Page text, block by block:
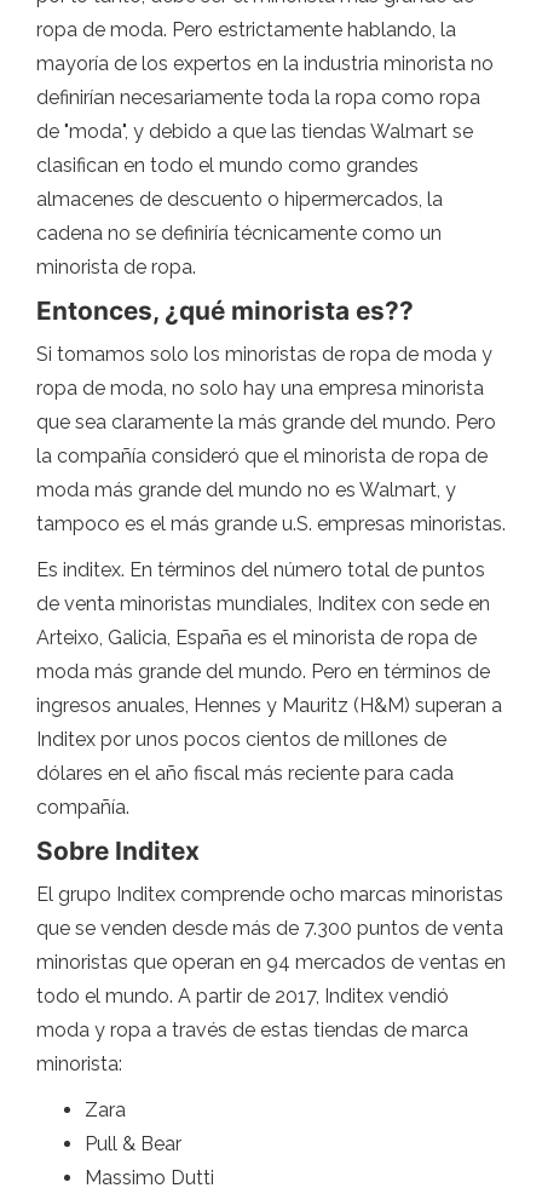
ropa de moda. Pero estrictamente hablando, la
mayoría de los expertos en la industria minorista no
definirían necesariamente toda la ropa como ropa
de "moda", y debido a que las tiendas Walmart se
clasifican en todo el mundo como grandes
almacenes de descuento o hipermercados, la
cadena no se definiría técnicamente como un
minorista de ropa.
Entonces, ¿qué minorista es??
Si tomamos solo los minoristas de ropa de moda y
ropa de moda, no solo hay una empresa minorista
que sea claramente la más grande del mundo. Pero
la compañía consideró que el minorista de ropa de
moda más grande del mundo no es Walmart, y
tampoco es el más grande u.S. empresas minoristas.
Es inditex. En términos del número total de puntos
de venta minoristas mundiales, Inditex con sede en
Arteixo, Galicia, España es el minorista de ropa de
moda más grande del mundo. Pero en términos de
ingresos anuales, Hennes y Mauritz (H&M) superan a
Inditex por unos pocos cientos de millones de
dólares en el año fiscal más reciente para cada
compañía.
Sobre Inditex
El grupo Inditex comprende ocho marcas minoristas
que se venden desde más de 7.300 puntos de venta
minoristas que operan en 94 mercados de ventas en
todo el mundo. A partir de 2017, Inditex vendió
moda y ropa a través de estas tiendas de marca
minorista:
Zara
Pull & Bear
Massimo Dutti